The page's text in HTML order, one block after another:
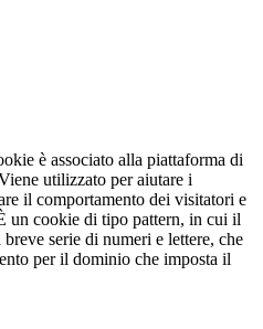
è associato alla piattaforma di
utilizzato per aiutare i
il comportamento dei visitatori e
un cookie di tipo pattern, in cui il
serie di numeri e lettere, che
per il dominio che imposta il